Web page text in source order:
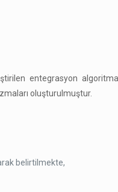
entegrasyon
oluşturulmuştur.
belirtilmekte,